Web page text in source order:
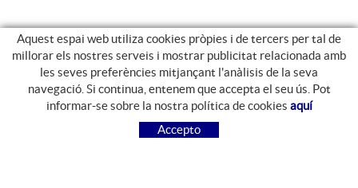
GUIA DE COMPRA
COM COMPRAR
PREGUNTES FREQÜENTS
Aquest espai web utiliza cookies pròpies i de tercers per tal de
millorar els nostres serveis i mostrar publicitat relacionada amb
les seves preferències mitjançant l'anàlisis de la seva
navegació. Si continua, entenem que accepta el seu ús. Pot
informar-se sobre la nostra política de cookies aquí
Accepto